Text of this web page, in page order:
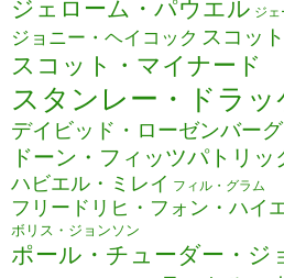
ジェローム・パウエル ジ
ジョニー・ヘイコック スコッ
スコット・マイナード
スタンレー・ドラ
デイビッド・ローゼンバーグ
ドーン・フィッツパトリッ
ハビエル・ミレイ フィル・グラム
フリードリヒ・フォン・ハイ
ボリス・ジョンソン
ポール・チューダー・ジ